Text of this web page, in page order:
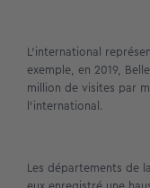
L’international
exemple, en 2019,
million de visites par
l’international.
Les départements de